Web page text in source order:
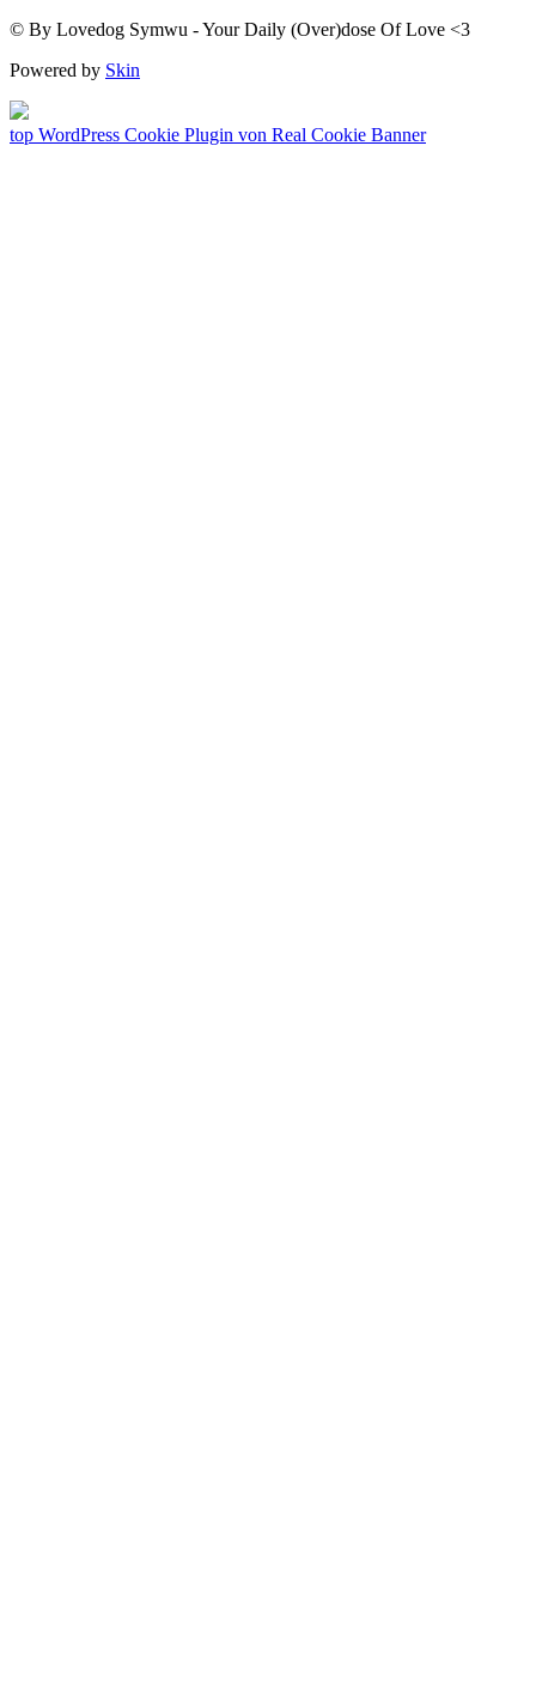
© By Lovedog Symwu - Your Daily (Over)dose Of Love <3
Powered by Skin
top WordPress Cookie Plugin von Real Cookie Banner